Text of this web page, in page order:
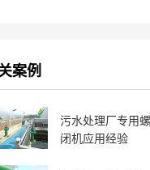
案例
污水处理厂专用
闭机应用经验